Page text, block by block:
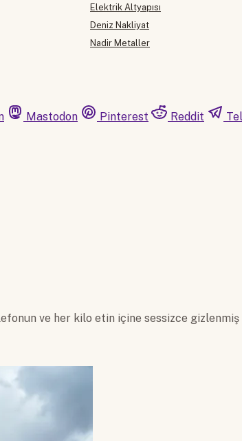
Elektrik Altyapısı
Deniz Nakliyat
Nadir Metaller
Mastodon Pinterest Reddit
ve her kilo etin içine sessizce